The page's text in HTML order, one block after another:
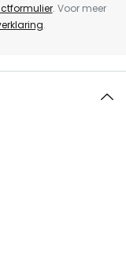
. Voor meer
.